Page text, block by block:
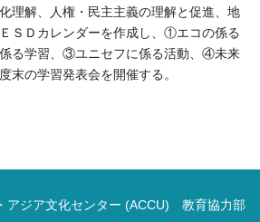
理解、人権・民主主義の理解と促進、地
ＳＤカレンダーを作成し、①エコの係る
る学習、③ユニセフに係る活動、④未来
末の学習発表会を開催する。
アジア文化センター (ACCU) 教育協力部